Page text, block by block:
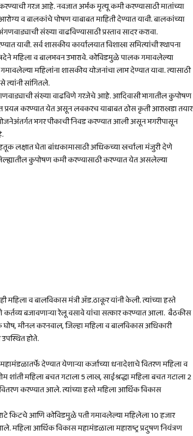
गरज आहे. नवजात अर्भक मृत्यू कमी करण्यासाठी मातांच्या
व बालकांचे पोषण याबाबत माहिती देण्यात यावी. बालकांच्या
संख्या वाढविण्यासाठी प्रस्ताव सादर करावा.
यावी. सर्व शासकीय कार्यालयात विशाखा समित्यांची स्थापना
महिला व बालभवन उभारावे. कोविडमुळे पालक गमावलेल्या
महिलांना शासकीय योजनांचा लाभ देण्यात यावा. त्यासाठी
त्यांनी सांगितले.
संख्या वाढविणे गरजेचे आहे. आदिवासी भागातील कुपोषण
प्रयत्न करण्यात येत असून लवकरच याबाबत ठोस कृती आराखडा तयार
भगर पीकाची निवड करण्यात आली असून भगरीपासून
लक्षात घेता बांधकामासाठी अधिकच्या खर्चाला मंजुरी देणे
कुपोषण कमी करण्यासाठी करण्यात येत असलेल्या
व बालविकास मंत्री ॲड.ठाकूर यांनी केली. त्यांच्या हस्ते
कर्तव्य बजावणाऱ्या रेलू वसावे यांचा सत्कार करण्यात आला. बैठकीस
घोष, मीनल करनवाल, जिल्हा महिला व बालविकास अधिकारी
होते.
महामंडळातर्फे देण्यात येणाऱ्या कर्जाच्या धनादेशाचे वितरण महिला व
महिला बचत गटाला 5 लाख, साईश्रद्धा महिला बचत गटाला 2
करण्यात आले. त्यांच्या हस्ते महिला आर्थिक विकास
किटचे आणि कोविडमुळे पती गमावलेल्या महिलेला 10 हजार
आर्थिक विकास महामंडळाला महाराष्ट्र प्रदुषण नियंत्रण